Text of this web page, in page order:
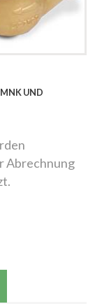
UND
Abrechnung